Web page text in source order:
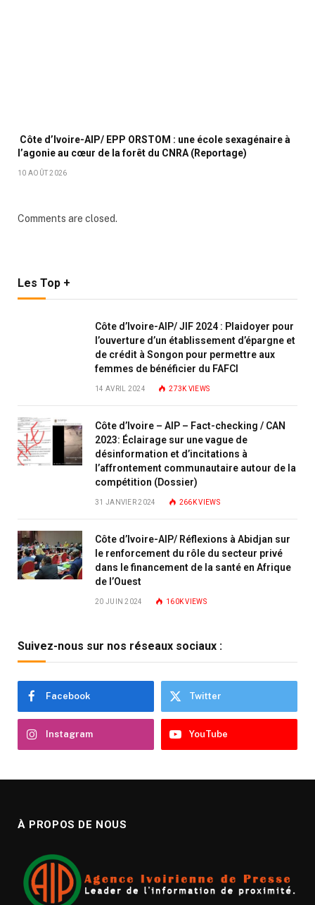
Côte d’Ivoire-AIP/ EPP ORSTOM : une école sexagénaire à
l’agonie au cœur de la forêt du CNRA (Reportage)
10 AOÛT 2026
Comments are closed.
Les Top +
Côte d’Ivoire-AIP/ JIF 2024 : Plaidoyer pour
l’ouverture d’un établissement d’épargne et
de crédit à Songon pour permettre aux
femmes de bénéficier du FAFCI
14 AVRIL 2024 273K VIEWS
Côte d’Ivoire – AIP – Fact-checking / CAN
2023: Éclairage sur une vague de
désinformation et d’incitations à
l’affrontement communautaire autour de la
compétition (Dossier)
31 JANVIER 2024 266KVIEWS
Côte d’Ivoire-AIP/ Réflexions à Abidjan sur
le renforcement du rôle du secteur privé
dans le financement de la santé en Afrique
de l’Ouest
20 JUIN 2024 160KVIEWS
Suivez-nous sur nos réseaux sociaux :
Facebook Twitter
Instagram YouTube
À PROPOS DE NOUS